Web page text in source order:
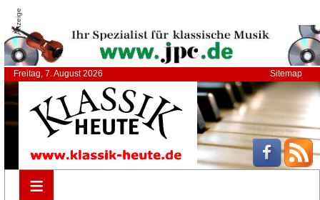
Anzeige
Freitag, 7. August 2026 Sitemap
≡
≡